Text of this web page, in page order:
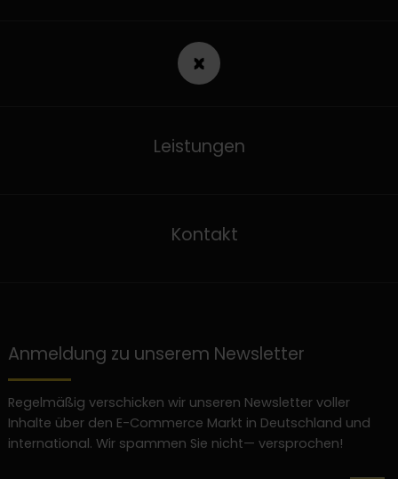
Leistungen
Kontakt
Anmeldung zu unserem Newsletter
Regelmäßig verschicken wir unseren Newsletter voller
Inhalte über den E-Commerce Markt in Deutschland und
international. Wir spammen Sie nicht— versprochen!